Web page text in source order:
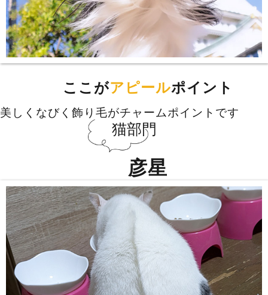
ここがアピールポイント
美しくなびく飾り毛がチャームポイントです
猫部門
彦星